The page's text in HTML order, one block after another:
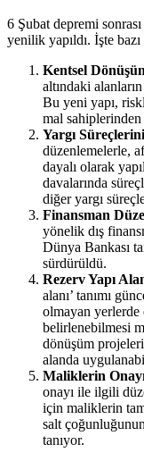
6 Şubat depremi
yenilik yapıldı. İşte
Kentsel
altındaki
Bu yeni yapı,
mal sahiplerinden
Yargı
düzenlemelerle,
dayalı olarak
davalarında
diğer yargı
Finansman
yönelik dış
Dünya Bankası
sürdürüldü​​.
Rezerv Yapı
alanı’ tanımı
olmayan
belirlenebilmesi
dönüşüm
alanda
Maliklerin
onayı ile ilgili
için maliklerin
salt
tanıyor​​.